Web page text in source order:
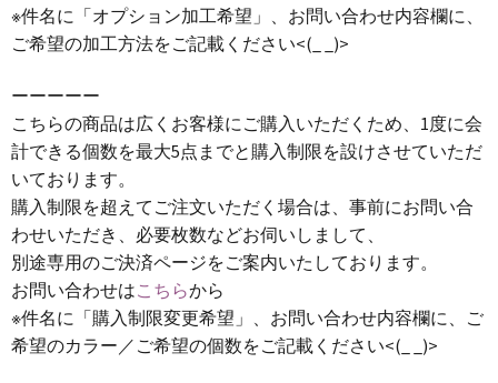
※件名に「オプション加工希望」、お問い合わせ内容欄に、
ご希望の加工方法をご記載ください<(_ _)>
ーーーーー
こちらの商品は広くお客様にご購入いただくため、1度に会
計できる個数を最大5点までと購入制限を設けさせていただ
いております。
購入制限を超えてご注文いただく場合は、事前にお問い合
わせいただき、必要枚数などお伺いしまして、
別途専用のご決済ページをご案内いたしております。
お問い合わせはこちらから
※件名に「購入制限変更希望」、お問い合わせ内容欄に、ご
希望のカラー／ご希望の個数をご記載ください<(_ _)>